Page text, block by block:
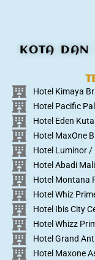
KOTA DAN
Hotel Kimaya
Hotel Pacific
Hotel Eden
Hotel MaxOne
Hotel Luminor /
Hotel Abadi
Hotel Montana
Hotel Whiz
Hotel Ibis City
Hotel Whizz
Hotel Grand
Hotel Maxone